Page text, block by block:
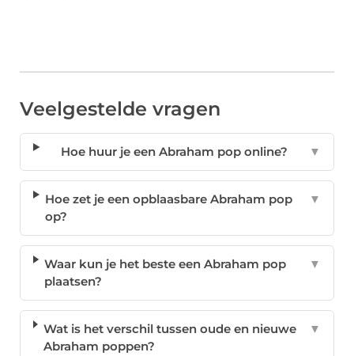
Veelgestelde vragen
Hoe huur je een Abraham pop online? ▼
Hoe zet je een opblaasbare Abraham pop
op?
▼
Waar kun je het beste een Abraham pop
plaatsen?
▼
Wat is het verschil tussen oude en nieuwe
Abraham poppen?
▼